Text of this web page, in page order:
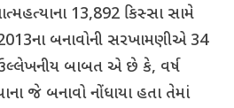
13,892 કિસ્સા સામે
બનાવોની સરખામણીએ 34
બાબત એ છે કે, વર્ષ
જે બનાવો નોંધાયા હતા તેમાં